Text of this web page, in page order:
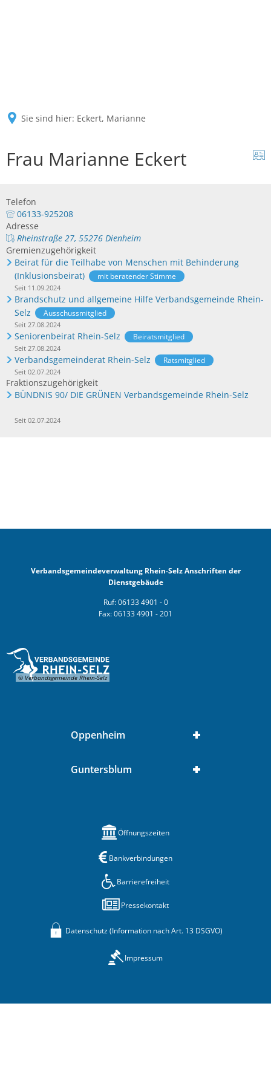
Sie sind hier: Eckert, Marianne
Frau Marianne Eckert
Telefon
06133-925208
Adresse
Rheinstraße 27, 55276 Dienheim
Gremienzugehörigkeit
Beirat für die Teilhabe von Menschen mit Behinderung
(Inklusionsbeirat)
mit beratender Stimme
Seit 11.09.2024
Brandschutz und allgemeine Hilfe Verbandsgemeinde Rhein-
Selz
Ausschussmitglied
Seit 27.08.2024
Seniorenbeirat Rhein-Selz Beiratsmitglied
Seit 27.08.2024
Verbandsgemeinderat Rhein-Selz Ratsmitglied
Seit 02.07.2024
Fraktionszugehörigkeit
BÜNDNIS 90/ DIE GRÜNEN Verbandsgemeinde Rhein-Selz
Seit 02.07.2024
Verbandsgemeindeverwaltung Rhein-Selz Anschriften der
Dienstgebäude
Ruf: 06133 4901 - 0
Fax: 06133 4901 - 201
© Verbandsgemeinde Rhein-Selz
Oppenheim
Guntersblum
Öffnungszeiten
Bankverbindungen
Barrierefreiheit
Pressekontakt
Datenschutz (Information nach Art. 13 DSGVO)
Impressum